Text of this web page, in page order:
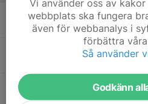
20
Ons
Vi använder oss av
webbplats ska fungera
även för webbanalys i
förbättra
Så använder
Godkänn